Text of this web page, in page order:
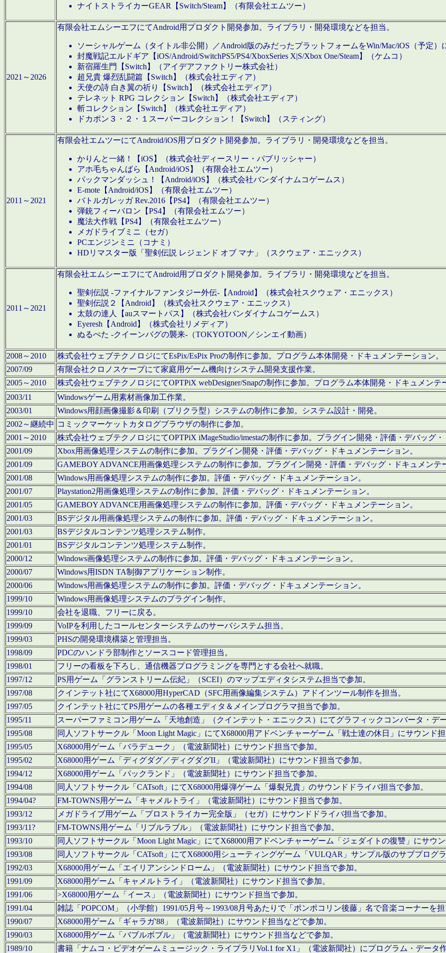
ナイトストライカーGEAR【Switch/Steam】（有限会社エムツー）
2021～2026
有限会社エムシーエフにてAndroid用プロダクト開発参加。ライブラリ・開発環境などを担当。
ソーシャルゲーム（タイトル非公開）／Android版のみだったプラットフォームをWin/Mac/iOS（予定）
封魔戦記エルドギア【iOS/Android/SwitchPS5/PS4/XboxSeries X|S/Xbox One/Steam】（ケムコ）
新宿羅生門【Switch】（アイデアファクトリー株式会社）
超兄貴 爆烈乱闘篇【Switch】（株式会社エディア）
天使の詩 白き翼の祈り【Switch】（株式会社エディア）
テレネット RPG コレクション【Switch】（株式会社エディア）
斬コレクション【Switch】（株式会社エディア）
ドカポン３・２・１スーパーコレクション！【Switch】（スティング）
2011～2021
有限会社エムツーにてAndroid/iOS用プロダクト開発参加。ライブラリ・開発環境などを担当。
かりんと一緒！【iOS】（株式会社ディースリー・パブリッシャー）
アホ毛ちゃんばら【Android/iOS】（有限会社エムツー）
パックマンダッシュ！【Android/iOS】（株式会社バンダイナムコゲームス）
E-mote【Android/iOS】（有限会社エムツー）
バトルガレッガ Rev.2016【PS4】（有限会社エムツー）
弾銃フィーバロン【PS4】（有限会社エムツー）
魔法大作戦【PS4】（有限会社エムツー）
メガドライブミニ（セガ）
PCエンジンミニ（コナミ）
HDリマスター版「聖剣伝説 レジェンド オブ マナ」（スクウェア・エニックス）
2011～2021
有限会社エムシーエフにてAndroid用プロダクト開発参加。ライブラリ・開発環境などを担当。
聖剣伝説 -ファイナルファンタジー外伝-【Android】（株式会社スクウェア・エニックス）
聖剣伝説２【Android】（株式会社スクウェア・エニックス）
太鼓の達人【auスマートパス】（株式会社バンダイナムコゲームス）
Eyeresh【Android】（株式会社リメディア）
ぬるぺた -クイーンバグの襲来-（TOKYOTOON／シンエイ動画）
2008～2010
株式会社ウェブテクノロジにてEsPix/EsPix Proの制作に参加。プログラム本体開発・ドキュメンテーション。
2007/09
有限会社クロノスケープにて家庭用ゲーム機向けシステム開発支援作業。
2005～2010
株式会社ウェブテクノロジにてOPTPiX webDesigner/Snapの制作に参加。プログラム本体開発・ドキュメンテ
2003/11
Windowsゲーム用素材画像加工作業。
2003/01
Windows用顔画像撮影＆印刷（プリクラ型）システムの制作に参加。システム設計・開発。
2002～継続中 コミックマーケットカタログブラウザの制作に参加。
2001～2010
株式会社ウェブテクノロジにてOPTPiX iMageStudio/imestaの制作に参加。プラグイン開発・評価・デバッグ
2001/09
Xbox用画像処理システムの制作に参加。プラグイン開発・評価・デバッグ・ドキュメンテーション。
2001/09
GAMEBOY ADVANCE用画像処理システムの制作に参加。プラグイン開発・評価・デバッグ・ドキュメンテ
2001/08
Windows用画像処理システムの制作に参加。評価・デバッグ・ドキュメンテーション。
2001/07
Playstation2用画像処理システムの制作に参加。評価・デバッグ・ドキュメンテーション。
2001/05
GAMEBOY ADVANCE用画像処理システムの制作に参加。評価・デバッグ・ドキュメンテーション。
2001/03
BSデジタル用画像処理システムの制作に参加。評価・デバッグ・ドキュメンテーション。
2001/03
BSデジタルコンテンツ処理システム制作。
2001/01
BSデジタルコンテンツ処理システム制作。
2000/12
Windows画像処理システムの制作に参加。評価・デバッグ・ドキュメンテーション。
2000/07
Windows用ISDN TA制御アプリケーション制作。
2000/06
Windows用画像処理システムの制作に参加。評価・デバッグ・ドキュメンテーション。
1999/10
Windows用画像処理システムのプラグイン制作。
1999/10
会社を退職、フリーに戻る。
1999/09
VoIPを利用したコールセンターシステムのサーバシステム担当。
1999/03
PHSの開発環境構築と管理担当。
1998/09
PDCのハンドラ部制作とソースコード管理担当。
1998/01
フリーの看板を下ろし、通信機器プログラミングを専門とする会社へ就職。
1997/12
PS用ゲーム「グランストリーム伝紀」（SCEI）のマップエディタシステム担当で参加。
1997/08
クインテット社にてX68000用HyperCAD（SFC用画像編集システム）アドインツール制作を担当。
1997/05
クインテット社にてPS用ゲームの各種エディタ＆メインプログラマ担当で参加。
1995/11
スーパーファミコン用ゲーム「天地創造」（クインテット・エニックス）にてグラフィックコンバータ・デ
1995/08
同人ソフトサークル「Moon Light Magic」にてX68000用アドベンチャーゲーム「戦士達の休日」にサウンド
1995/05
X68000用ゲーム「バラデューク」（電波新聞社）にサウンド担当で参加。
1995/02
X68000用ゲーム「ディグダグ／ディグダグII」（電波新聞社）にサウンド担当で参加。
1994/12
X68000用ゲーム「パックランド」（電波新聞社）にサウンド担当で参加。
1994/08
同人ソフトサークル「CATsoft」にてX68000用爆弾ゲーム「爆裂兄貴」のサウンドドライバ担当で参加。
1994/04?
FM-TOWNS用ゲーム「キャメルトライ」（電波新聞社）にサウンド担当で参加。
1993/12
メガドライブ用ゲーム「プロストライカー完全版」（セガ）にサウンドドライバ担当で参加。
1993/11?
FM-TOWNS用ゲーム「リブルラブル」（電波新聞社）にサウンド担当で参加。
1993/10
同人ソフトサークル「Moon Light Magic」にてX68000用アドベンチャーゲーム「ジェダイトの復讐」にサウ
1993/08
同人ソフトサークル「CATsoft」にてX68000用シューティングゲーム「VULQAR」サンプル版のサブプログ
1992/03
X68000用ゲーム「エイリアンシンドローム」（電波新聞社）にサウンド担当で参加。
1991/09
X68000用ゲーム「キャメルトライ」（電波新聞社）にサウンド担当で参加。
1991/06
>X68000用ゲーム「イース」（電波新聞社）にサウンド担当で参加。
1991/04
雑誌「POPCOM」（小学館）1991/05月号～1993/08月号あたりで「ポンポコリン後藤」名で音楽コーナーを
1990/07
X68000用ゲーム「ギャラガ'88」（電波新聞社）にサウンド担当などで参加。
1990/03
X68000用ゲーム「バブルボブル」（電波新聞社）にサウンド担当などで参加。
1989/10
書籍「ナムコ・ビデオゲームミュージック・ライブラリVol.1 for X1」（電波新聞社）にプログラム・データ